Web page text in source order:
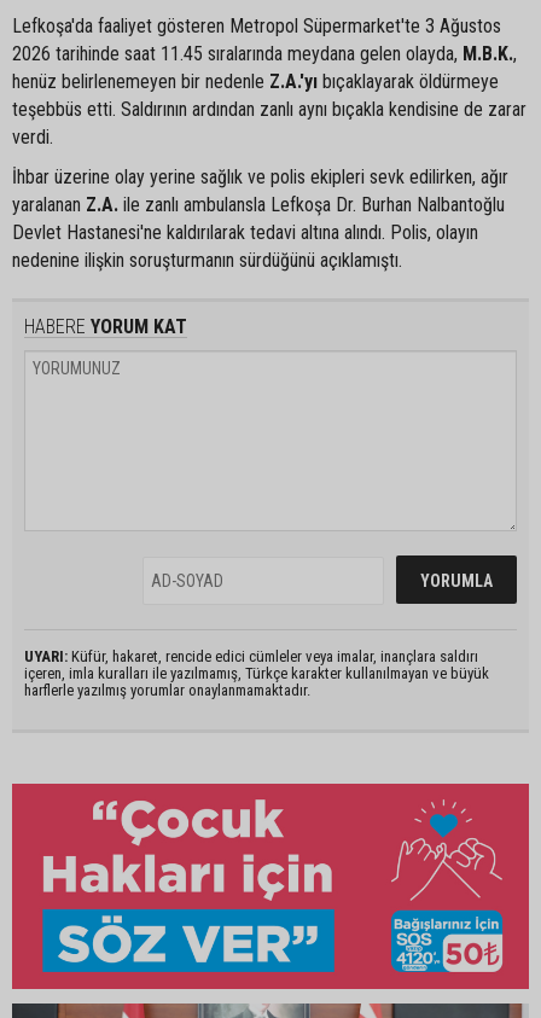
Lefkoşa'da faaliyet gösteren Metropol Süpermarket'te 3 Ağustos
2026 tarihinde saat 11.45 sıralarında meydana gelen olayda, M.B.K.,
henüz belirlenemeyen bir nedenle Z.A.'yı bıçaklayarak öldürmeye
teşebbüs etti. Saldırının ardından zanlı aynı bıçakla kendisine de zarar
verdi.
İhbar üzerine olay yerine sağlık ve polis ekipleri sevk edilirken, ağır
yaralanan Z.A. ile zanlı ambulansla Lefkoşa Dr. Burhan Nalbantoğlu
Devlet Hastanesi'ne kaldırılarak tedavi altına alındı. Polis, olayın
nedenine ilişkin soruşturmanın sürdüğünü açıklamıştı.
HABERE YORUM KAT
UYARI: Küfür, hakaret, rencide edici cümleler veya imalar, inançlara saldırı
içeren, imla kuralları ile yazılmamış, Türkçe karakter kullanılmayan ve büyük
harflerle yazılmış yorumlar onaylanmamaktadır.